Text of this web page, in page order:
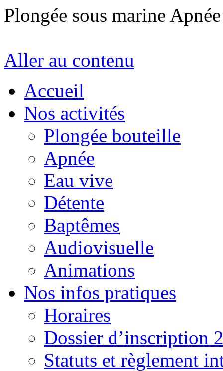
Plongée sous marine
Aller au contenu
Accueil
Nos activités
Plongée bouteille
Apnée
Eau vive
Détente
Baptêmes
Audiovisuelle
Animations
Nos infos pratiques
Horaires
Dossier d’inscription
Statuts et règlement